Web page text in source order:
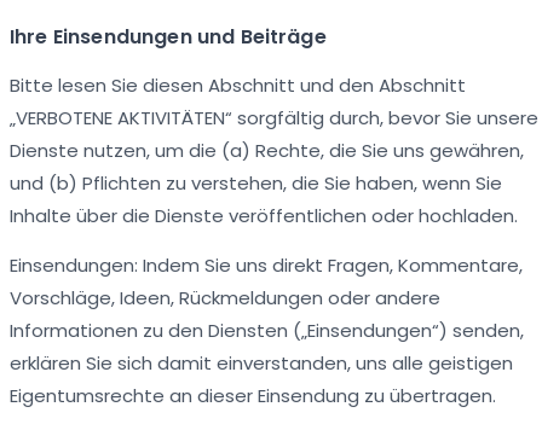
Ihre Einsendungen und Beiträge
Bitte lesen Sie diesen Abschnitt und den Abschnitt
„VERBOTENE AKTIVITÄTEN“ sorgfältig durch, bevor Sie unsere
Dienste nutzen, um die (a) Rechte, die Sie uns gewähren,
und (b) Pflichten zu verstehen, die Sie haben, wenn Sie
Inhalte über die Dienste veröffentlichen oder hochladen.
Einsendungen: Indem Sie uns direkt Fragen, Kommentare,
Vorschläge, Ideen, Rückmeldungen oder andere
Informationen zu den Diensten („Einsendungen“) senden,
erklären Sie sich damit einverstanden, uns alle geistigen
Eigentumsrechte an dieser Einsendung zu übertragen.